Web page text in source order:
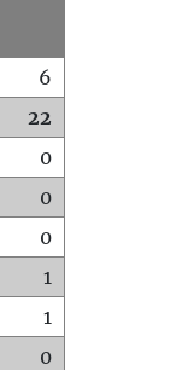
6
22
0
0
0
1
1
0